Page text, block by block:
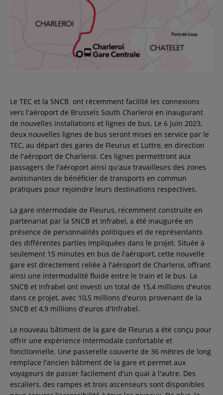
SE CONNECTER
Le TEC et la SNCB ont récemment facilité les connexions
vers l'aéroport de Brussels South Charleroi en inaugurant
de nouvelles installations et lignes de bus. Le 6 juin 2023,
deux nouvelles lignes de bus seront mises en service par le
TEC, au départ des gares de Fleurus et Luttre, en direction
de l'aéroport de Charleroi. Ces lignes permettront aux
passagers de l'aéroport ainsi qu'aux travailleurs des zones
avoisinantes de bénéficier de transports en commun
pratiques pour rejoindre leurs destinations respectives.
La gare intermodale de Fleurus, récemment construite en
partenariat par la SNCB et Infrabel, a été inaugurée en
présence de personnalités politiques et de représentants
des différentes parties impliquées dans le projet. Située à
seulement 15 minutes en bus de l'aéroport, cette nouvelle
gare est directement reliée à l'aéroport de Charleroi, offrant
ainsi une intermodalité fluide entre le train et le bus. La
SNCB et Infrabel ont investi un total de 15,4 millions d'euros
dans ce projet, avec 10,5 millions d'euros provenant de la
SNCB et 4,9 millions d'euros d'Infrabel.
Le nouveau bâtiment de la gare de Fleurus a été conçu pour
offrir une expérience intermodale confortable et
fonctionnelle. Une passerelle couverte de 36 mètres de long
remplace l'ancien bâtiment de la gare et permet aux
voyageurs de passer facilement d'un quai à l'autre. Des
escaliers, des rampes et trois ascenseurs sont disponibles